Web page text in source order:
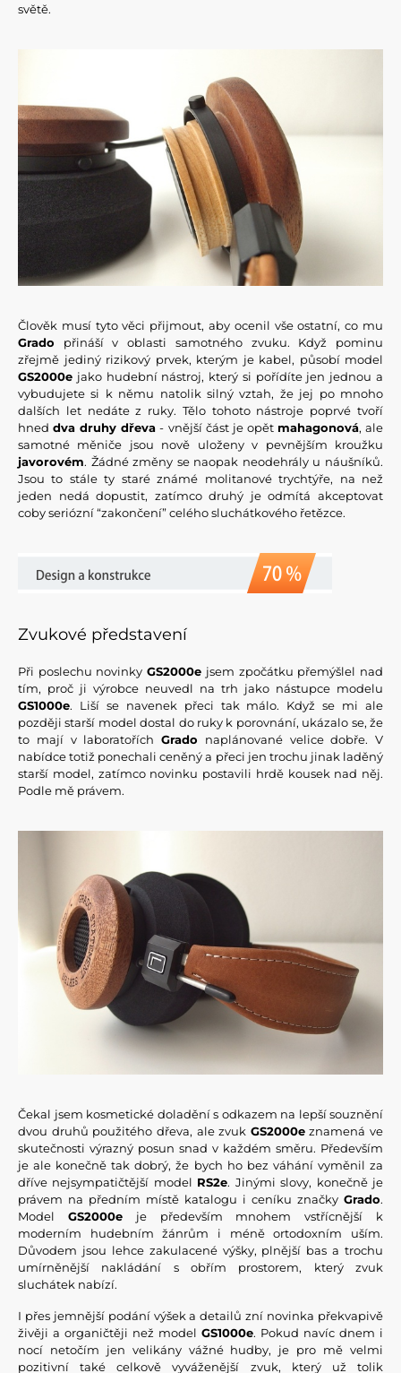
světě.
Člověk musí tyto věci přijmout, aby ocenil vše ostatní, co mu
Grado přináší v oblasti samotného zvuku. Když pominu
zřejmě jediný rizikový prvek, kterým je kabel, působí model
GS2000e jako hudební nástroj, který si pořídíte jen jednou a
vybudujete si k němu natolik silný vztah, že jej po mnoho
dalších let nedáte z ruky. Tělo tohoto nástroje poprvé tvoří
hneddva druhy dřeva - vnější část je opět mahagonová, ale
samotné měniče jsou nově uloženy v pevnějším kroužku
javorovém. Žádné změny se naopak neodehrály u náušníků.
Jsou to stále ty staré známé molitanové trychtýře, na než
jeden nedá dopustit, zatímco druhý je odmítá akceptovat
coby seriózní “zakončení” celého sluchátkového řetězce.
Zvukové představení
Při poslechu novinkyGS2000e jsem zpočátku přemýšlel nad
tím, proč ji výrobce neuvedl na trh jako nástupce modelu
GS1000e. Liší se navenek přeci tak málo. Když se mi ale
později starší model dostal do ruky k porovnání, ukázalo se, že
to mají v laboratořích Grado naplánované velice dobře. V
nabídce totiž ponechali ceněný a přeci jen trochu jinak laděný
starší model, zatímco novinku postavili hrdě kousek nad něj.
Podle mě právem.
Čekal jsem kosmetické doladění s odkazem na lepší souznění
dvou druhů použitého dřeva, ale zvuk GS2000eznamená ve
skutečnosti výrazný posun snad v každém směru. Především
je ale konečně tak dobrý, že bych ho bez váhání vyměnil za
dříve nejsympatičtější model RS2e. Jinými slovy, konečně je
právem na předním místě katalogu i ceníku značky Grado.
Model GS2000eje především mnohem vstřícnější k
moderním hudebním žánrům i méně ortodoxním uším.
Důvodem jsou lehce zakulacené výšky, plnější bas a trochu
umírněnější nakládání s obřím prostorem, který zvuk
sluchátek nabízí.
I přes jemnější podání výšek a detailů zní novinka překvapivě
živěji a organičtěji než model GS1000e. Pokud navíc dnem i
nocí netočím jen velikány vážné hudby, je pro mě velmi
pozitivní také celkově vyváženější zvuk, který už tolik